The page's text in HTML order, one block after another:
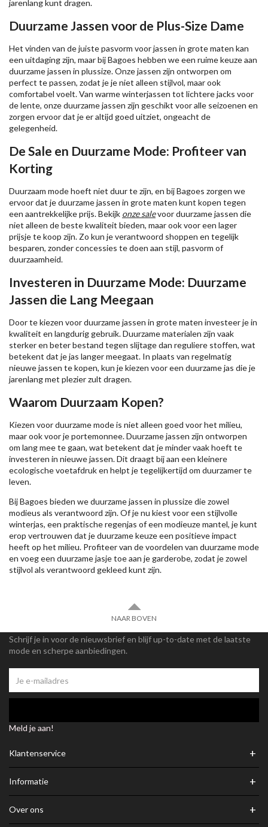
jarenlang kunt dragen.
Duurzame Jassen voor de Plus-Size Dame
Het vinden van de juiste pasvorm voor jassen in grote maten kan
een uitdaging zijn, maar bij Bagoes hebben we een ruime keuze aan
duurzame jassen in plussize. Onze jassen zijn ontworpen om
perfect te passen, zodat je je niet alleen stijlvol, maar ook
comfortabel voelt. Van warme winterjassen tot lichtere jacks voor
de lente, onze duurzame jassen zijn geschikt voor alle seizoenen en
zorgen ervoor dat je er altijd goed uitziet, ongeacht de
gelegenheid.
De Sale en Duurzame Mode: Profiteer van
Korting
Duurzaam mode hoeft niet duur te zijn, en bij Bagoes zorgen we
ervoor dat je duurzame jassen in grote maten kunt kopen tegen
een aantrekkelijke prijs. Bekijk onze salevoor duurzame jassen die
niet alleen de beste kwaliteit bieden, maar ook voor een lager
prijsje te koop zijn. Zo kun je verantwoord shoppen en tegelijk
besparen, zonder concessies te doen aan stijl, pasvorm of
duurzaamheid.
Investeren in Duurzame Mode: Duurzame
Jassen die Lang Meegaan
Door te kiezen voor duurzame jassen in grote maten investeer je in
kwaliteit en langdurig gebruik. Duurzame materialen zijn vaak
sterker en beter bestand tegen slijtage dan reguliere stoffen, wat
betekent dat je jas langer meegaat. In plaats van regelmatig
nieuwe jassen te kopen, kun je kiezen voor een duurzame jas die je
jarenlang met plezier zult dragen.
Waarom Duurzaam Kopen?
Kiezen voor duurzame mode is niet alleen goed voor het milieu,
maar ook voor je portemonnee. Duurzame jassen zijn ontworpen
om lang mee te gaan, wat betekent dat je minder vaak hoeft te
investeren in nieuwe jassen. Dit draagt bij aan een kleinere
ecologische voetafdruk en helpt je tegelijkertijd om duurzamer te
leven.
Bij Bagoes bieden we duurzame jassen in plussize die zowel
modieus als verantwoord zijn. Of je nu kiest voor een stijlvolle
winterjas, een praktische regenjas of een modieuze mantel, je kunt
erop vertrouwen dat je duurzame keuze een positieve impact
heeft op het milieu. Profiteer van de voordelen van duurzame mode
en voeg een duurzame jasje toe aan je garderobe, zodat je zowel
stijlvol als verantwoord gekleed kunt zijn.
NAAR BOVEN
Schrijf je in voor de nieuwsbrief en blijf up-to-date met de laatste
mode en scherpe aanbiedingen.
Meld je aan!
Klantenservice +
Informatie +
Over ons +